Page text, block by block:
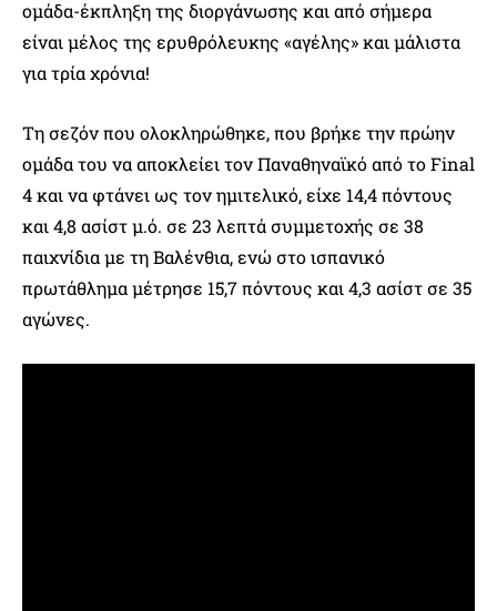
ομάδα-έκπληξη της διοργάνωσης και από σήμερα
είναι μέλος της ερυθρόλευκης «αγέλης» και μάλιστα
για τρία χρόνια!
Τη σεζόν που ολοκληρώθηκε, που βρήκε την πρώην
ομάδα του να αποκλείει τον Παναθηναϊκό από το Final
4 και να φτάνει ως τον ημιτελικό, είχε 14,4 πόντους
και 4,8 ασίστ μ.ό. σε 23 λεπτά συμμετοχής σε 38
παιχνίδια με τη Βαλένθια, ενώ στο ισπανικό
πρωτάθλημα μέτρησε 15,7 πόντους και 4,3 ασίστ σε 35
αγώνες.